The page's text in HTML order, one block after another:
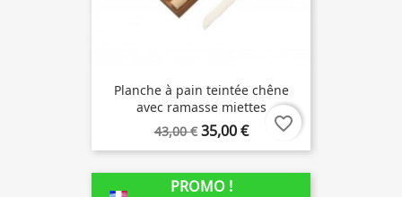
Planche à pain teintée chêne
avec ramasse miettes
43,00 € 35,00 € favorite_border
PROMO !